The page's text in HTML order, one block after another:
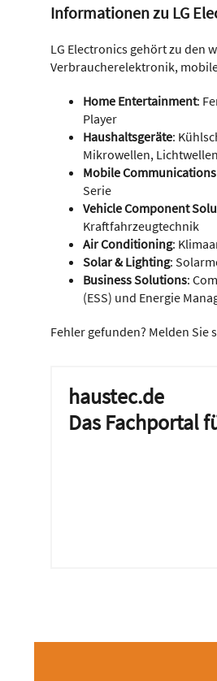
Informationen zu LG
LG Electronics gehört zu den
Verbraucherelektronik,
Home Entertainment:
Player
Haushaltsgeräte:
Mikrowellen,
Mobile Communications
Serie
Vehicle Component
Kraftfahrzeugtechnik
Air Conditioning:
Solar & Lighting:
Business Solutions:
(ESS) und Energie
Fehler gefunden? Melden Sie
haustec.de
Das Fachportal